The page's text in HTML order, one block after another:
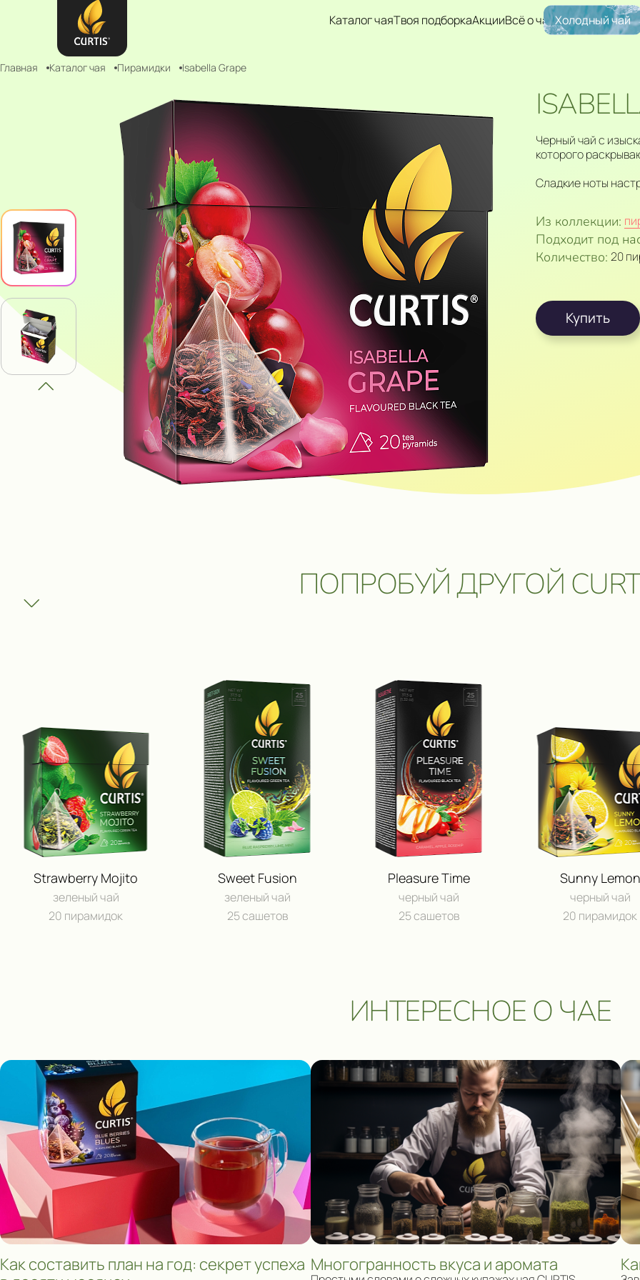
Каталог чаяТвоя подборкаАкцииВсё о чаеХолодный чай
Главная Каталог чая Пирамидки Isabella Grape
Черный чай с
которого
Сладкие ноты
Из коллекции:
Подходит под
Количество: 20
Купить
КУПИТЬ В ОНЛАЙН⁠-⁠
ПОПРОБУЙ ДРУГОЙ
Strawberry Mojito
зеленый чай
20 пирамидок
Sweet Fusion
зеленый чай
25 сашетов
Pleasure Time
черный чай
25 сашетов
Sunny Lemon
черный чай
20 пирамидок
ИНТЕРЕСНОЕ О ЧАЕ
Как составить план на год: секрет успеха Многогранность вкуса и аромата
ПОЛУЧИ ВОЗМОЖНОСТЬ
ВЫИГРАТЬ ПУТЕШЕСТВИЕ
И ДРУГИЕ ЦЕННЫЕ
ПРИЗЫ
Сроки акции: с 1 августа 2025 по 15 мая 2026. Подробнее:click.ru/3EJHAe
ОБРАТНАЯ СВЯЗЬ
Отправить сообщение
ОБРАТНАЯ СВЯЗЬ